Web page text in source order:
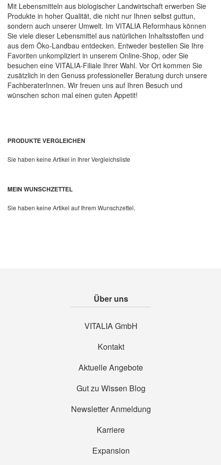
Mit Lebensmitteln aus biologischer Landwirtschaft erwerben Sie
Produkte in hoher Qualität, die nicht nur Ihnen selbst guttun,
sondern auch unserer Umwelt. Im VITALIA Reformhaus können
Sie viele dieser Lebensmittel aus natürlichen Inhaltsstoffen und
aus dem Öko-Landbau entdecken. Entweder bestellen Sie Ihre
Favoriten unkompliziert in unserem Online-Shop, oder Sie
besuchen eine VITALIA-Filiale Ihrer Wahl. Vor Ort kommen Sie
zusätzlich in den Genuss professioneller Beratung durch unsere
FachberaterInnen. Wir freuen uns auf Ihren Besuch und
wünschen schon mal einen guten Appetit!
PRODUKTE VERGLEICHEN
Sie haben keine Artikel in Ihrer Vergleichsliste
MEIN WUNSCHZETTEL
Sie haben keine Artikel auf Ihrem Wunschzettel.
Über uns
VITALIA GmbH
Kontakt
Aktuelle Angebote
Gut zu Wissen Blog
Newsletter Anmeldung
Karriere
Expansion